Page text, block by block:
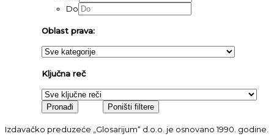
Do
Oblast prava:
Ključna reč
Izdavačko preduzeće „Glosarijum“ d.o.o. je osnovano 1990. godine.